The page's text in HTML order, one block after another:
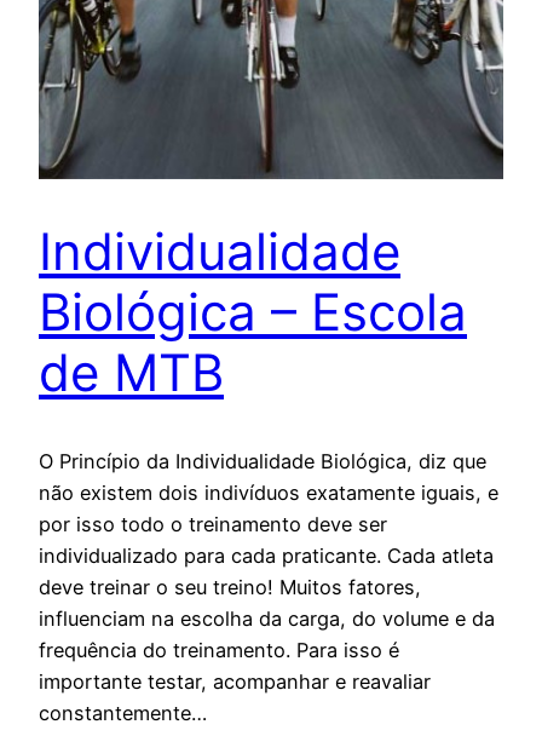
Individualidade
Biológica – Escola
de MTB
O Princípio da Individualidade Biológica, diz que
não existem dois indivíduos exatamente iguais, e
por isso todo o treinamento deve ser
individualizado para cada praticante. Cada atleta
deve treinar o seu treino! Muitos fatores,
influenciam na escolha da carga, do volume e da
frequência do treinamento. Para isso é
importante testar, acompanhar e reavaliar
constantemente…